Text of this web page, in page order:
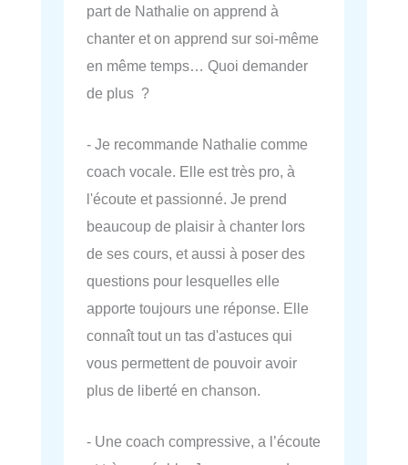
part de Nathalie on apprend à
chanter et on apprend sur soi-même
en même temps… Quoi demander
de plus ?
- Je recommande Nathalie comme
coach vocale. Elle est très pro, à
l'écoute et passionné. Je prend
beaucoup de plaisir à chanter lors
de ses cours, et aussi à poser des
questions pour lesquelles elle
apporte toujours une réponse. Elle
connaît tout un tas d'astuces qui
vous permettent de pouvoir avoir
plus de liberté en chanson.
- Une coach compressive, a l’écoute